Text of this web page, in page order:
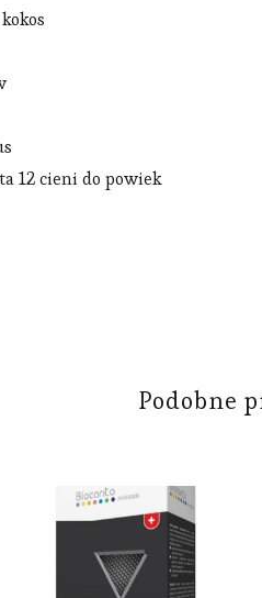
12 cieni do powiek
Podobne